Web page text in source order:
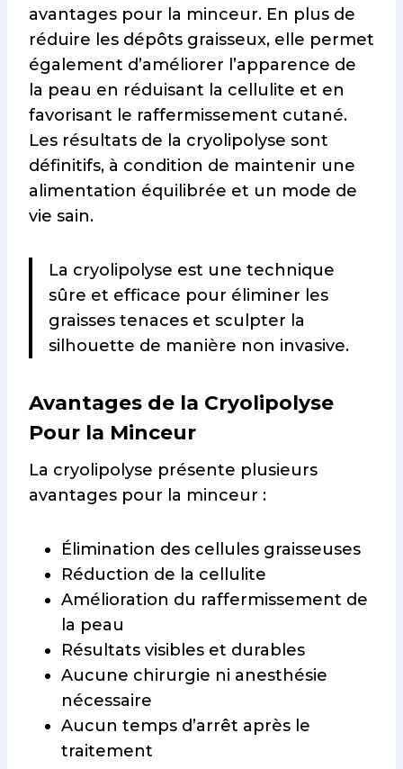
avantages pour la minceur. En plus de
réduire les dépôts graisseux, elle permet
également d’améliorer l’apparence de
la peau en réduisant la cellulite et en
favorisant le raffermissement cutané.
Les résultats de la cryolipolyse sont
définitifs, à condition de maintenir une
alimentation équilibrée et un mode de
vie sain.
La cryolipolyse est une technique
sûre et efficace pour éliminer les
graisses tenaces et sculpter la
silhouette de manière non invasive.
Avantages de la Cryolipolyse
Pour la Minceur
La cryolipolyse présente plusieurs
avantages pour la minceur :
Élimination des cellules graisseuses
Réduction de la cellulite
Amélioration du raffermissement de
la peau
Résultats visibles et durables
Aucune chirurgie ni anesthésie
nécessaire
Aucun temps d’arrêt après le
traitement